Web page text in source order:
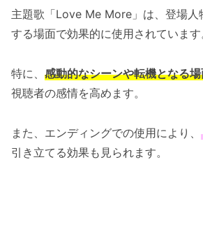
主題歌「Love Me More」は、登場人
する場面で効果的に使用されています
特に、 感動的なシーンや転機となる
視聴者の感情を高めます。
また、エンディングでの使用により、
引き立てる効果も見られます。